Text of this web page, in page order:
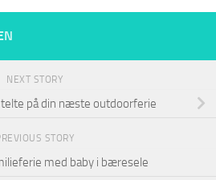
NEXT STORY
på din næste outdoorferie
STORY
med baby i bæresele